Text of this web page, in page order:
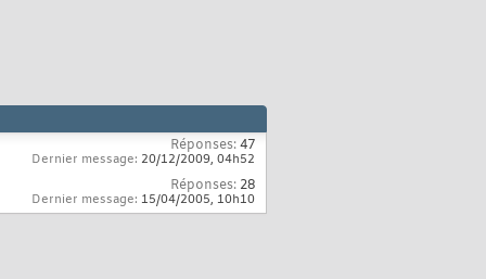
Réponses:47
Dernier message: 20/12/2009, 04h52
Réponses: 28
Dernier message: 15/04/2005, 10h10